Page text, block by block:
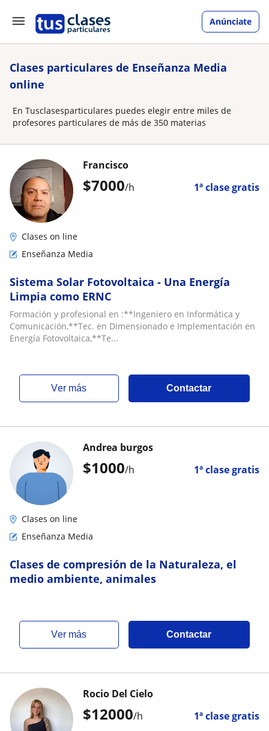
Anúnciate
Clases particulares de Enseñanza Media
online
En Tusclasesparticulares puedes elegir entre miles de
profesores particulares de más de 350 materias
$7000/h 1ª clase gratis
Francisco
Clases on line
Enseñanza Media
Sistema Solar Fotovoltaica - Una Energía
Limpia como ERNC
Formación y profesional en :**Ingeniero en Informática y
Comunicación,**Tec. en Dimensionado e Implementación en
Energía Fotovoltaica,**Te...
ver más Contactar
$1000/h 1ª clase gratis
Andrea burgos
Clases on line
Enseñanza Media
Clases de compresión de la Naturaleza, el
medio ambiente, animales
ver más Contactar
$12000/h 1ª clase gratis
Rocio Del Cielo